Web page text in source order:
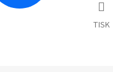
TISK